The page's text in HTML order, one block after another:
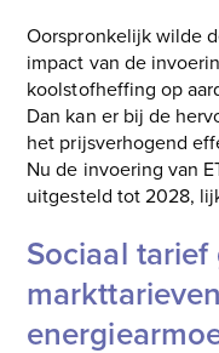
Oorspronkelijk wilde
impact van de
koolstofheffing op
Dan kan er bij de
het prijsverhogend
Nu de invoering van
uitgesteld tot 2028,
Sociaal